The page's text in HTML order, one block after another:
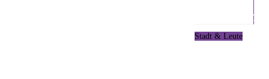
Stadt & Leute